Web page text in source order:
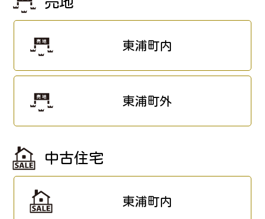
東浦町内
東浦町外
中古住宅
東浦町内